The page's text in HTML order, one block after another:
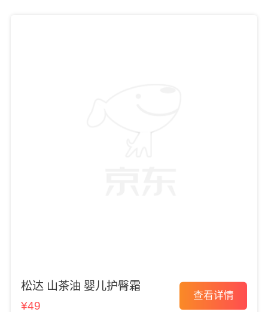
松达 山茶油 婴儿护臀霜
¥49
查看详情